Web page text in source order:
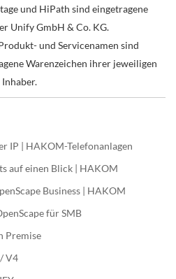
und HiPath sind eingetragene
Unify GmbH & Co. KG.
und Servicenamen sind
Warenzeichen ihrer jeweiligen
Inhaber.
IP | HAKOM-Telefonanlagen
auf einen Blick | HAKOM
Business | HAKOM
für SMB
Premise
V4